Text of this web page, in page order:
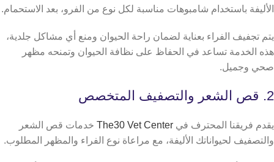
الأليفة باستخدام شامبوهات مناسبة لكل نوع من الفرو، بعد الاستحمام.
يتم تجفيف الفراء بعناية لضمان راحة الحيوان ومنع أي مشاكل جلدية،
هذه الخدمة تساعد في الحفاظ على نظافة الحيوان وتمنحه مظهر
صحي وجميل.
2. قص الشعر والتصفيف المتخصص
يقدم فريقنا المحترف في The30 Vet Center خدمات قص الشعر
والتصفيف لحيواناتك الأليفة، مع مراعاة نوع الفراء والمظهر المطلوب.